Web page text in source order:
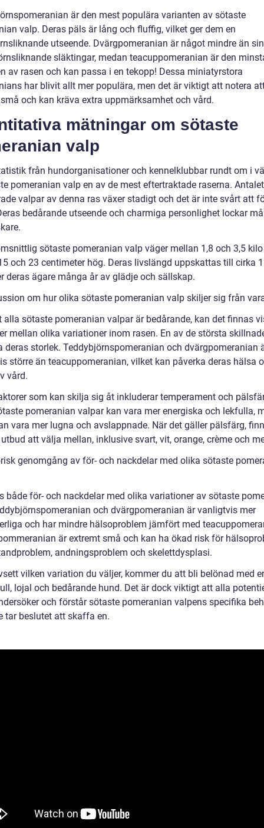
är den mest populära varianten av sötaste
valp. Deras päls är lång och fluffig, vilket ger dem en
utseende. Dvärgpomeranian är något mindre än
släktingar, medan teacuppomeranian är den
av rasen och kan passa i en tekopp! Dessa miniatyrstora
har blivit allt mer populära, men det är viktigt att notera
och kan kräva extra uppmärksamhet och vård.
mätningar om sötaste
valp
från hundorganisationer och kennelklubbar rundt om i
pomeranian valp en av de mest eftertraktade raserna. Antalet
valpar av denna ras växer stadigt och det är inte svårt att
bedårande utseende och charmiga personlighet lockar
sötaste pomeranian valp väger mellan 1,8 och 3,5
och 23 centimeter hög. Deras livslängd uppskattas till cirka
deras ägare många år av glädje och sällskap.
om hur olika sötaste pomeranian valp skiljer sig från
alla sötaste pomeranian valpar är bedårande, kan det finnas
mellan olika variationer inom rasen. En av de största
deras storlek. Teddybjörnspomeranian och dvärgpomeranian
större än teacuppomeranian, vilket kan påverka deras hälsa
vård.
som kan skilja sig åt inkluderar temperament och
pomeranian valpar kan vara mer energiska och lekfulla,
vara mer lugna och avslappnade. När det gäller pälsfärg,
att välja mellan, inklusive svart, vit, orange, crème och
genomgång av för- och nackdelar med olika sötaste
både för- och nackdelar med olika variationer av sötaste
och dvärgpomeranian är vanligtvis mer
och har mindre hälsoproblem jämfört med
är extremt små och kan ha ökad risk för
andningsproblem och skelettdysplasi.
vilken variation du väljer, kommer du att bli belönad med
lojal och bedårande hund. Det är dock viktigt att alla
och förstår sötaste pomeranian valpens specifika
tar beslutet att skaffa en.